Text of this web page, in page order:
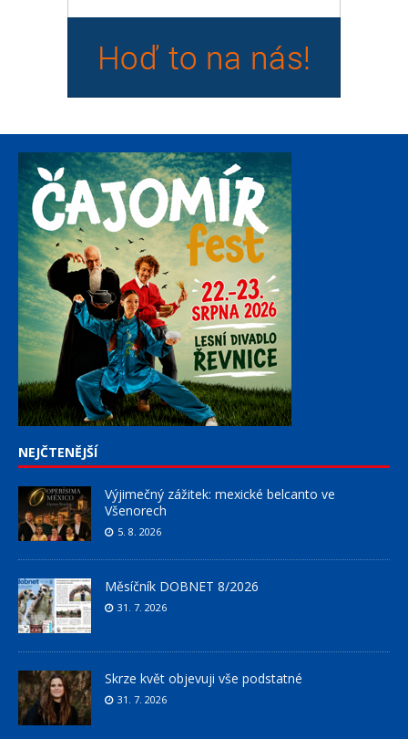
NEJČTENĚJŠÍ
Výjimečný zážitek: mexické belcanto ve
Všenorech
5. 8. 2026
Měsíčník DOBNET 8/2026
31. 7. 2026
Skrze květ objevuji vše podstatné
31. 7. 2026